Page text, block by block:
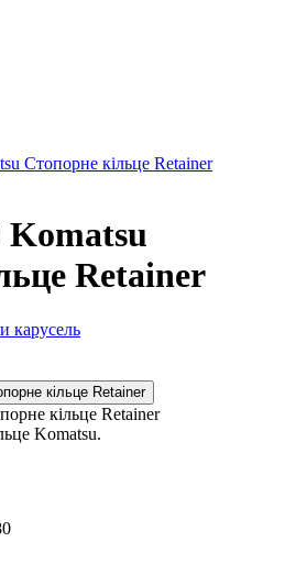
Стопорне кільце Retainer
Komatsu
Retainer
карусель
кільце Retainer
Komatsu.